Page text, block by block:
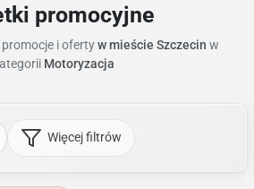
promocyjne
i ofertyw mieście Szczecin w
Motoryzacja
Więcej filtrów